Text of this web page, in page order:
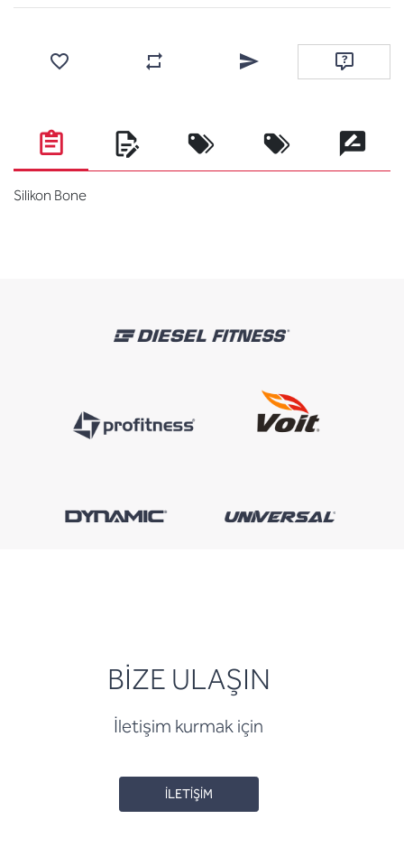
Karşılaştırma listesine ekleArkadaşına e-posta ile
Soru sor
Silikon Bone
BİZE ULAŞIN
İletişim kurmak için
İLETİŞİM